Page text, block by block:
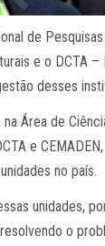
de
e o DCTA
desses
Área de
e
no país.
unidades,
o